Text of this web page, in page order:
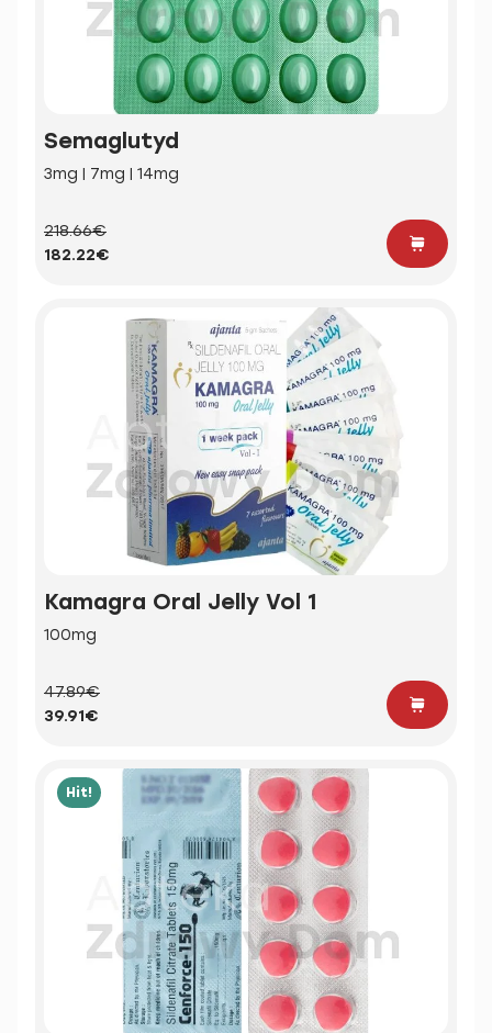
Semaglutyd
3mg | 7mg | 14mg
218.66€
182.22€
Kamagra Oral Jelly Vol 1
100mg
47.89€
39.91€
Hit!